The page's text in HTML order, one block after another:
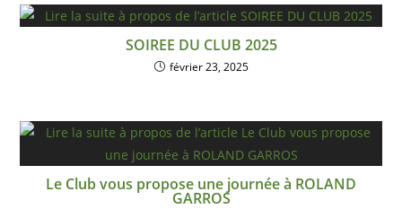
SOIREE DU CLUB 2025
février 23, 2025
Le Club vous propose une journée à ROLAND
GARROS